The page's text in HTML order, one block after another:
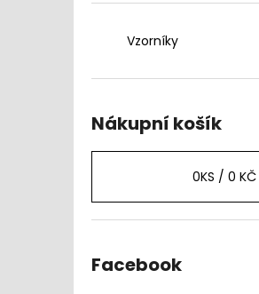
Vzorníky
Nákupní košík
0KS / 0 KČ
Facebook